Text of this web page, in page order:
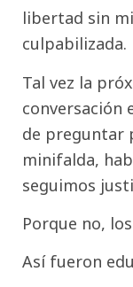
libertad sin
culpabilizada.
Tal vez la
conversación
de preguntar
minifalda,
seguimos
Porque no,
Así fueron